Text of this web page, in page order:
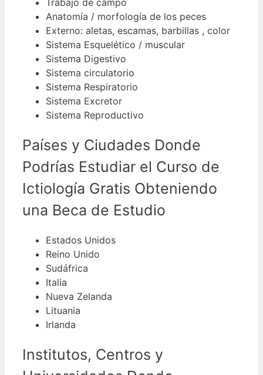
Anatomía / morfología de los peces
Externo: aletas, escamas, barbillas , color
Sistema Esquelético / muscular
Sistema Digestivo
Sistema circulatorio
Sistema Respiratorio
Sistema Excretor
Sistema Reproductivo
Países y Ciudades Donde
Podrías Estudiar el Curso de
Ictiología Gratis Obteniendo
una Beca de Estudio
Estados Unidos
Reino Unido
Sudáfrica
Italia
Nueva Zelanda
Lituania
Irlanda
Institutos, Centros y